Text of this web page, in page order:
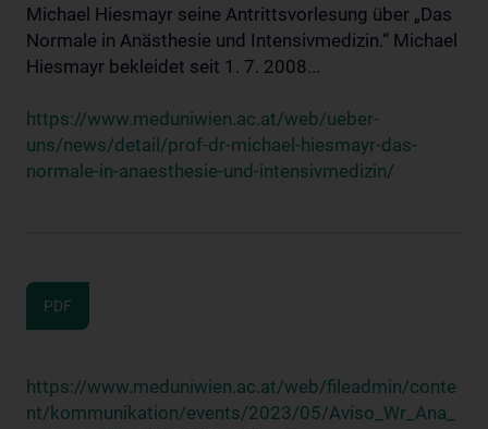
Michael Hiesmayr seine Antrittsvorlesung über „Das
Normale in Anästhesie und Intensivmedizin.“ Michael
Hiesmayr bekleidet seit 1. 7. 2008...
https://www.meduniwien.ac.at/web/ueber-
uns/news/detail/prof-dr-michael-hiesmayr-das-
normale-in-anaesthesie-und-intensivmedizin/
PDF
https://www.meduniwien.ac.at/web/fileadmin/conte
nt/kommunikation/events/2023/05/Aviso_Wr_Ana_